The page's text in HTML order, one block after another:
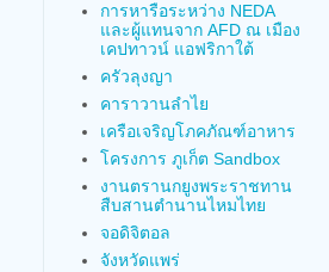
การหารือระหว่าง NEDA
และผู้แทนจาก AFD ณ เมือง
เคปทาวน์ แอฟริกาใต้
ครัวลุงญา
คาราวานลำไย
เครือเจริญโภคภัณฑ์อาหาร
โครงการ ภูเก็ต Sandbox
งานตรานกยูงพระราชทาน
สืบสานตำนานไหมไทย
จอดิจิตอล
จังหวัดแพร่